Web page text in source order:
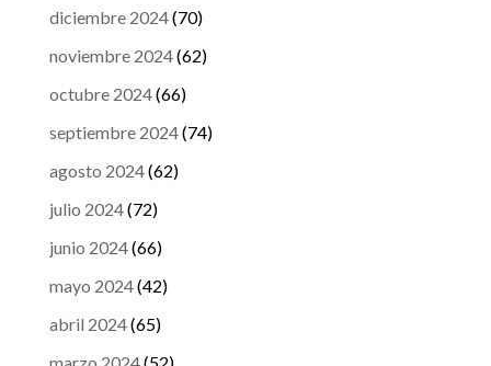
diciembre 2024(70)
noviembre 2024(62)
octubre 2024(66)
septiembre 2024(74)
agosto 2024(62)
julio 2024(72)
junio 2024(66)
mayo 2024(42)
abril 2024(65)